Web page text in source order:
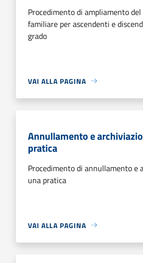
Procedimento di ampliamento
familiare per ascendenti e
grado
VAI ALLA PAGINA
Annullamento e
pratica
Procedimento di annullamento e
una pratica
VAI ALLA PAGINA